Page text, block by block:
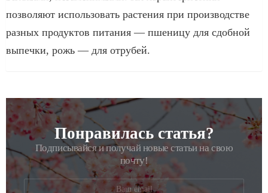
позволяют использовать растения при производстве
разных продуктов питания — пшеницу для сдобной
выпечки, рожь — для отрубей.
РАССЫЛКАПонравилась статья?
Подписывайся и получай новые статьи на свою
почту!